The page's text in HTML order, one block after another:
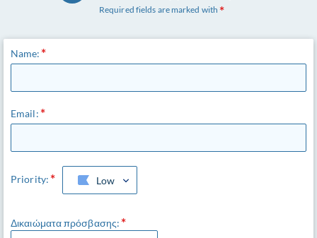
Required fields are marked with
Name:
Email:
Priority: Low
Δικαιώματα πρόσβασης: